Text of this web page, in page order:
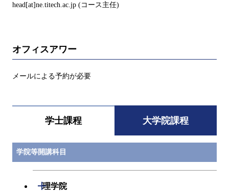
head[at]ne.titech.ac.jp (コース主任)
オフィスアワー
メールによる予約が必要
学士課程 大学院課程
学院等開講科目
理学院
開閉